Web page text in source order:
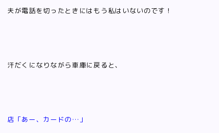
夫が電話を切ったときにはもう私はいないのです！
汗だくになりながら車庫に戻ると、
店「あー、カードの…」